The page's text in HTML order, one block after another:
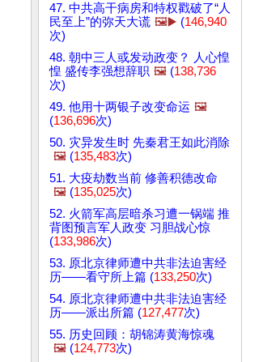
47. 中共高干病房和特权戳破了“人
民至上”的弥天大谎 🖼️▶️ (146,940
次)
48. 朝中三人或发动政变？ 人心惶
惶 盛传李强想辞职 🖼️ (138,736
次)
49. 他用十两银子改变命运 🖼️
(136,696次)
50. 灾异发生时 先秦君王如此消除
🖼️ (135,483次)
51. 大疫劫数当前 修善积德改命
🖼️ (135,025次)
52. 火箭军高层暗杀习遭一锅端 推
背图预言军人政变 习胆战心惊
(133,986次)
53. 原北京律师遭中共非法迫害经
历——看守所上篇 (133,250次)
54. 原北京律师遭中共非法迫害经
历——派出所篇 (127,477次)
55. 历史回顾：胡锦涛黄海惊魂
🖼️ (124,773次)